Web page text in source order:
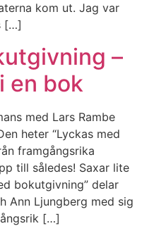
kom ut. Jag var
[…]
–
en bok
med Lars Rambe
heter “Lyckas med
framgångsrika
till således! Saxar lite
bokutgivning” delar
Ann Ljungberg med sig
[…]